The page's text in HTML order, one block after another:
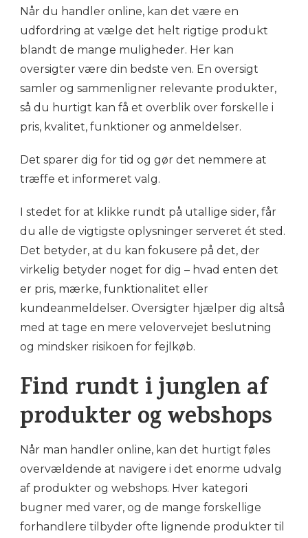
Når du handler online, kan det være en
udfordring at vælge det helt rigtige produkt
blandt de mange muligheder. Her kan
oversigter være din bedste ven. En oversigt
samler og sammenligner relevante produkter,
så du hurtigt kan få et overblik over forskelle i
pris, kvalitet, funktioner og anmeldelser.
Det sparer dig for tid og gør det nemmere at
træffe et informeret valg.
I stedet for at klikke rundt på utallige sider, får
du alle de vigtigste oplysninger serveret ét sted.
Det betyder, at du kan fokusere på det, der
virkelig betyder noget for dig – hvad enten det
er pris, mærke, funktionalitet eller
kundeanmeldelser. Oversigter hjælper dig altså
med at tage en mere velovervejet beslutning
og mindsker risikoen for fejlkøb.
Find rundt i junglen af
produkter og webshops
Når man handler online, kan det hurtigt føles
overvældende at navigere i det enorme udvalg
af produkter og webshops. Hver kategori
bugner med varer, og de mange forskellige
forhandlere tilbyder ofte lignende produkter til